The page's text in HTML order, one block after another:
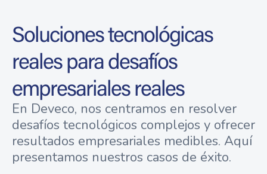
Soluciones tecnológicas
reales para desafíos
empresariales reales
En Deveco, nos centramos en resolver
desafíos tecnológicos complejos y ofrecer
resultados empresariales medibles. Aquí
presentamos nuestros casos de éxito.